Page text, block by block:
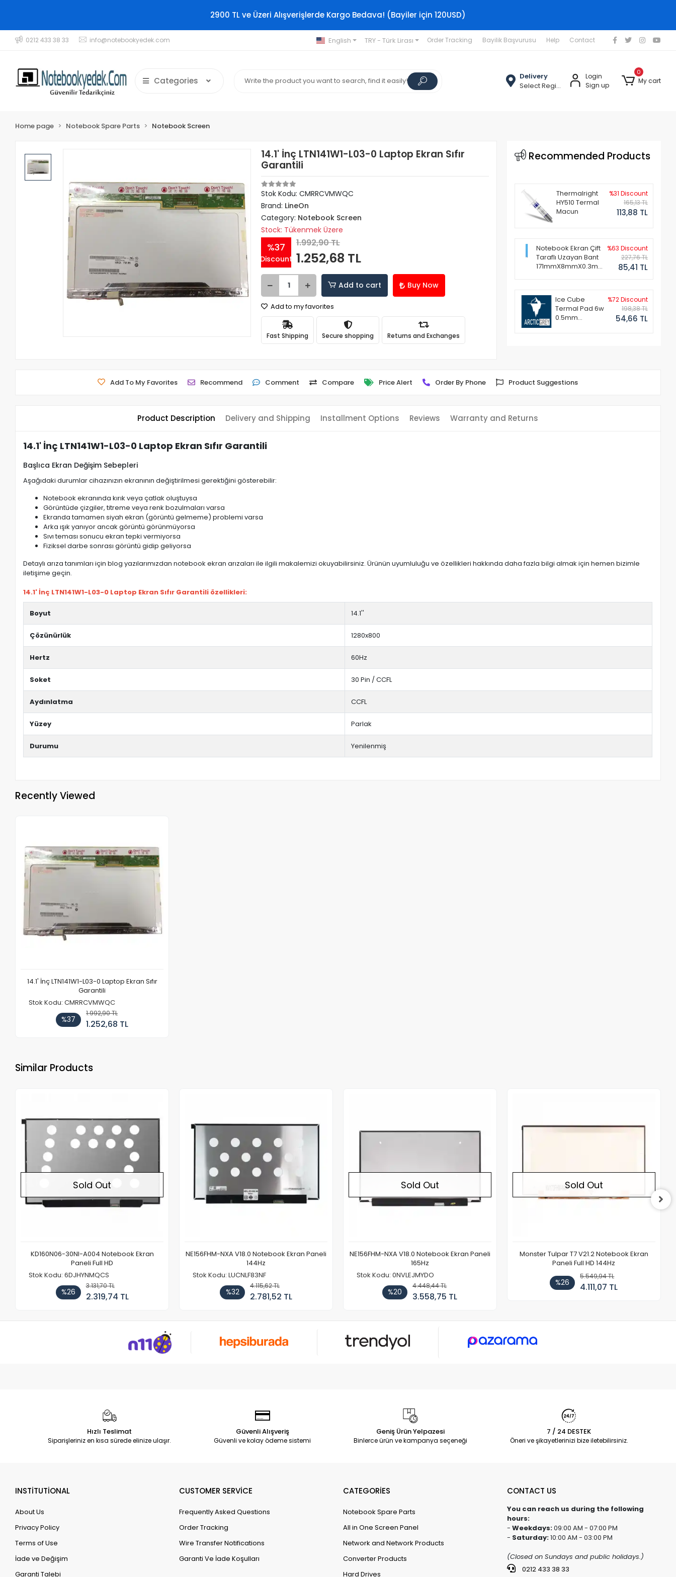
2900 TL ve Üzeri Alışverişlerde Kargo Bedava! (Bayiler için 120USD)
0212 433 38 33 info@notebookyedek.com English TRY - Türk Lirası Order Tracking Bayilik Başvurusu Help Contact
Categories
Delivery
Select Region
Login
Sign up
0
My cart
Home page Notebook Spare Parts Notebook Screen
14.1' İnç LTN141W1-L03-0 Laptop Ekran Sıfır
Garantili
Stok Kodu: CMRRCVMWQC
Brand: LineOn
Category: Notebook Screen
Stock: Tükenmek Üzere
%37
Discount
1.992,90 TL
1.252,68 TL
Add to cart Buy Now
Add to my favorites
Fast Shipping Secure shopping Returns and Exchanges
Recommended Products
Thermalright
HY510 Termal
Macun
%31 Discount
165,13 TL
113,88 TL
Notebook Ekran Çift
Taraflı Uzayan Bant
171mmX8mmX0.3mm
%63 Discount
227,76 TL
85,41 TL
Ice Cube
Termal Pad 6w
0.5mm
%72 Discount
198,38 TL
54,66 TL
Add To My Favorites Recommend Comment Compare Price Alert Order By Phone Product Suggestions
Product Description Delivery and Shipping Installment Options Reviews Warranty and Returns
14.1' İnç LTN141W1-L03-0 Laptop Ekran Sıfır Garantili
Başlıca Ekran Değişim Sebepleri
Aşağıdaki durumlar cihazınızın ekranının değiştirilmesi gerektiğini gösterebilir:
Notebook ekranında kırık veya çatlak oluştuysa
Görüntüde çizgiler, titreme veya renk bozulmaları varsa
Ekranda tamamen siyah ekran (görüntü gelmeme) problemi varsa
Arka ışık yanıyor ancak görüntü görünmüyorsa
Sıvı teması sonucu ekran tepki vermiyorsa
Fiziksel darbe sonrası görüntü gidip geliyorsa
Detaylı arıza tanımları için blog yazılarımızdan notebook ekran arızaları ile ilgili makalemizi okuyabilirsiniz. Ürünün uyumluluğu ve özellikleri hakkında daha fazla bilgi almak için hemen bizimle
iletişime geçin.
14.1' İnç LTN141W1-L03-0 Laptop Ekran Sıfır Garantili özellikleri:
Boyut 14.1''
Çözünürlük 1280x800
Hertz 60Hz
Soket 30 Pin / CCFL
Aydınlatma CCFL
Yüzey Parlak
Durumu Yenilenmiş
Recently Viewed
14.1' İnç LTN141W1-L03-0 Laptop Ekran Sıfır
Garantili
Stok Kodu: CMRRCVMWQC
%37
1.992,90 TL
1.252,68 TL
Similar Products
Sold Out
KD160N06-30NI-A004 Notebook Ekran
Paneli Full HD
Stok Kodu: 6DJHYNMQCS
%26
3.131,70 TL
2.319,74 TL
NE156FHM-NXA V18.0 Notebook Ekran Paneli
144Hz
Stok Kodu: LUCNLF83NF
%32
4.115,62 TL
2.781,52 TL
Sold Out
NE156FHM-NXA V18.0 Notebook Ekran Paneli
165Hz
Stok Kodu: 0NVLEJMYDO
%20
4.448,44 TL
3.558,75 TL
Sold Out
Monster Tulpar T7 V21.2 Notebook Ekran
Paneli Full HD 144Hz
%26
5.549,94 TL
4.111,07 TL
Hızlı Teslimat
Siparişleriniz en kısa sürede elinize ulaşır.
Güvenli Alışveriş
Güvenli ve kolay ödeme sistemi
Geniş Ürün Yelpazesi
Binlerce ürün ve kampanya seçeneği
7 / 24 DESTEK
Öneri ve şikayetlerinizi bize iletebilirsiniz.
INSTİTUTİONAL
About Us
Privacy Policy
Terms of Use
İade ve Değişim
Garanti Talebi
CUSTOMER SERVİCE
Frequently Asked Questions
Order Tracking
Wire Transfer Notifications
Garanti Ve İade Koşulları
CATEGORİES
Notebook Spare Parts
All in One Screen Panel
Network and Network Products
Converter Products
Hard Drives
CONTACT US
You can reach us during the following
hours:
- Weekdays:09:00 AM - 07:00 PM
- Saturday:10:00 AM - 03:00 PM
(Closed on Sundays and public holidays.)
0212 433 38 33